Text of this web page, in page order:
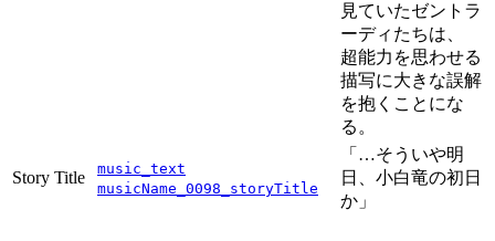
見ていたゼントラ
ーディたちは、
超能力を思わせる
描写に大きな誤解
を抱くことにな
る。
Story Title
music_text
musicName_0098_storyTitle
「…そういや明
日、小白竜の初日
か」